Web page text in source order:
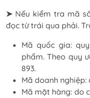
➤ Nếu kiểm tra mã
đọc từ trái qua phải.
Mã quốc gia:
phẩm. Theo quy
893.
Mã doanh nghiệp:
Mã mặt hàng: do